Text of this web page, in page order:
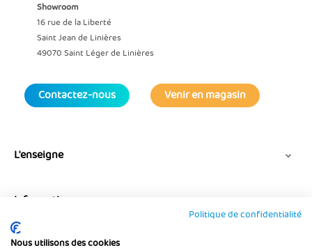
Showroom
16 rue de la Liberté
Saint Jean de Linières
49070 Saint Léger de Linières
Contactez-nous Venir en magasin
L'enseigne 
Informations
Politique de confidentialité
Nous utilisons des cookies